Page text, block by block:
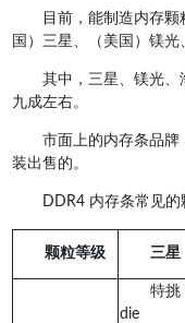
目前，能制造内存
国）三星、（美国）镁光
其中，三星、镁光、
九成左右。
市面上的内存条品牌
装出售的。
DDR4 内存条常见的
颗粒等级 三星
特挑
die